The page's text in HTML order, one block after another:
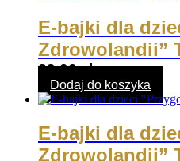
E-bajki dla
Zdrowolandii”
39,00zł
Dodaj do koszyka
E-bajki dla
Zdrowolandii”